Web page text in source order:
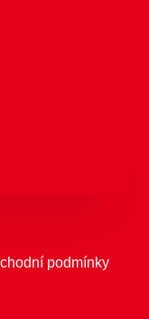
podmínky